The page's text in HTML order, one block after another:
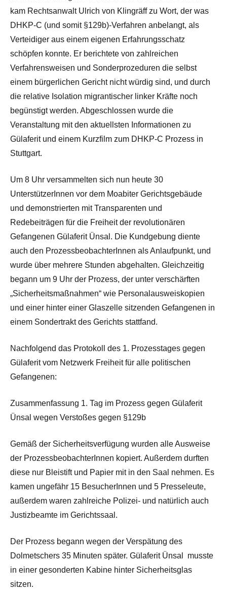
kam Rechtsanwalt Ulrich von Klingräff zu Wort, der was
DHKP-C (und somit §129b)-Verfahren anbelangt, als
Verteidiger aus einem eigenen Erfahrungsschatz
schöpfen konnte. Er berichtete von zahlreichen
Verfahrensweisen und Sonderprozeduren die selbst
einem bürgerlichen Gericht nicht würdig sind, und durch
die relative Isolation migrantischer linker Kräfte noch
begünstigt werden. Abgeschlossen wurde die
Veranstaltung mit den aktuellsten Informationen zu
Gülaferit und einem Kurzfilm zum DHKP-C Prozess in
Stuttgart.
Um 8 Uhr versammelten sich nun heute 30
UnterstützerInnen vor dem Moabiter Gerichtsgebäude
und demonstrierten mit Transparenten und
Redebeiträgen für die Freiheit der revolutionären
Gefangenen Gülaferit Ünsal. Die Kundgebung diente
auch den ProzessbeobachterInnen als Anlaufpunkt, und
wurde über mehrere Stunden abgehalten. Gleichzeitig
begann um 9 Uhr der Prozess, der unter verschärften
„Sicherheitsmaßnahmen“ wie Personalausweiskopien
und einer hinter einer Glaszelle sitzenden Gefangenen in
einem Sondertrakt des Gerichts stattfand.
Nachfolgend das Protokoll des 1. Prozesstages gegen
Gülaferit vom Netzwerk Freiheit für alle politischen
Gefangenen:
Zusammenfassung 1. Tag im Prozess gegen Gülaferit
Ünsal wegen Verstoßes gegen §129b
Gemäß der Sicherheitsverfügung wurden alle Ausweise
der ProzessbeobachterInnen kopiert. Außerdem durften
diese nur Bleistift und Papier mit in den Saal nehmen. Es
kamen ungefähr 15 BesucherInnen und 5 Presseleute,
außerdem waren zahlreiche Polizei- und natürlich auch
Justizbeamte im Gerichtssaal.
Der Prozess begann wegen der Verspätung des
Dolmetschers 35 Minuten später. Gülaferit Ünsal musste
in einer gesonderten Kabine hinter Sicherheitsglas
sitzen.